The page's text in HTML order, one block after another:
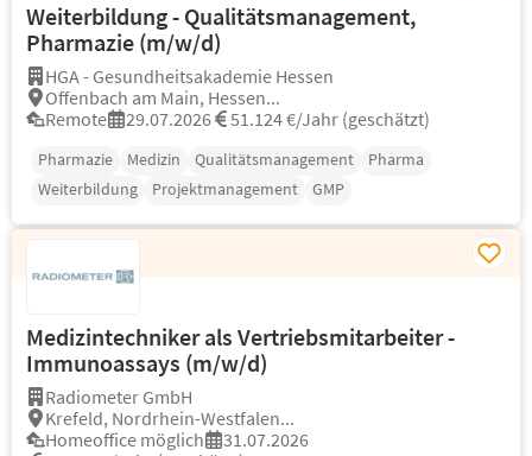
Weiterbildung - Qualitätsmanagement,
Pharmazie (m/w/d)
HGA - Gesundheitsakademie Hessen
Offenbach am Main, Hessen...
Remote
29.07.2026 51.124 €/Jahr (geschätzt)
Pharmazie Medizin Qualitätsmanagement
Pharma
Weiterbildung
Projektmanagement GMP
Medizintechniker als Vertriebsmitarbeiter -
Immunoassays (m/w/d)
Radiometer GmbH
Krefeld, Nordrhein-Westfalen...
Homeoffice möglich
31.07.2026